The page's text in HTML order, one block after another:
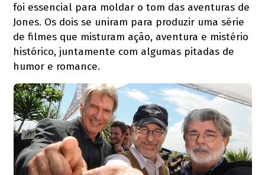
foi essencial para moldar o tom das aventuras de
Jones. Os dois se uniram para produzir uma série
de filmes que misturam ação, aventura e mistério
histórico, juntamente com algumas pitadas de
humor e romance.